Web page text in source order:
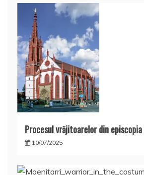
Procesul vrăjitoarelor din
10/07/2025